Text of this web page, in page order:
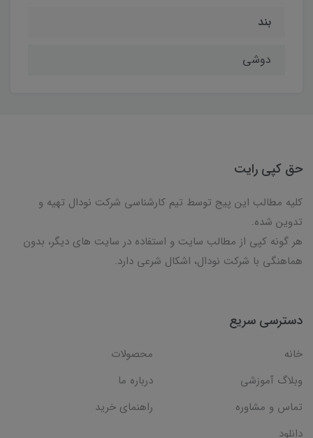
بند
دوشی
حق کپی رایت
کلیه مطالب این پیج توسط تیم کارشناسی شرکت نودال تهیه و
تدوین شده.
هر گونه کپی از مطالب سایت و استفاده در سایت های دیگر، بدون
هماهنگی با شرکت نودال، اشکال شرعی دارد.
دسترسی سریع
خانه
محصولات
وبلاگ آموزشی
درباره ما
تماس و مشاوره
راهنمای خرید
دانلود